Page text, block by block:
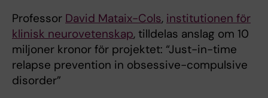
Professor David Mataix-Cols, institutionen för
klinisk neurovetenskap, tilldelas anslag om 10
miljoner kronor för projektet: “Just-in-time
relapse prevention in obsessive-compulsive
disorder”